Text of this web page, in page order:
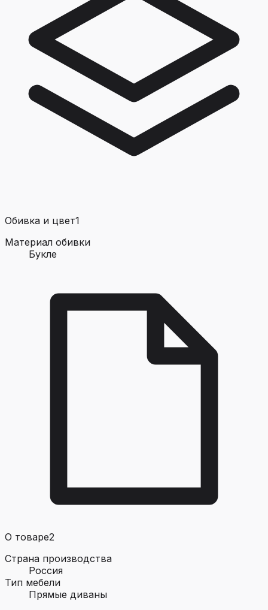
Обивка и цвет1
Материал обивки
Букле
О товаре2
Страна производства
Россия
Тип мебели
Прямые диваны